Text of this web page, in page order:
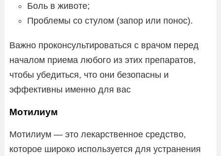
Боль в животе;
Проблемы со стулом (запор или понос).
Важно проконсультироваться с врачом перед
началом приема любого из этих препаратов,
чтобы убедиться, что они безопасны и
эффективны именно для вас
Мотилиум
Мотилиум — это лекарственное средство,
которое широко используется для устранения